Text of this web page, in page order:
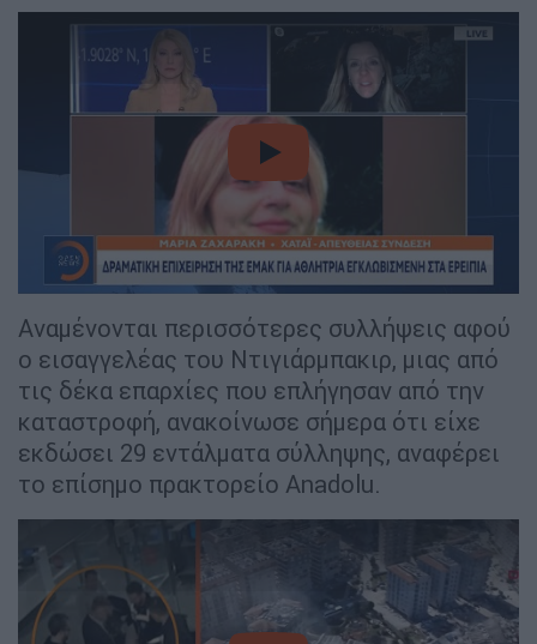
video
Αναμένονται περισσότερες συλλήψεις αφού
ο εισαγγελέας του Ντιγιάρμπακιρ, μιας από
τις δέκα επαρχίες που επλήγησαν από την
καταστροφή, ανακοίνωσε σήμερα ότι είχε
εκδώσει 29 εντάλματα σύλληψης, αναφέρει
το επίσημο πρακτορείο Anadolu.